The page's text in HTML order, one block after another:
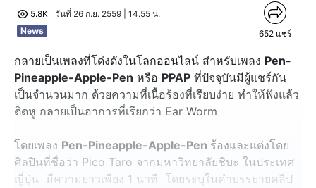
5.8K
วันที่ 26 ก.ย. 2559 | 14.55 น.
News
652 แชร์
กลายเป็นเพลงที่โด่งดังในโลกออนไลน์ สำหรับเพลง Pen-
Pineapple-Apple-Pen หรือ PPAP ที่ปัจจุบันมีผู้แชร์กัน
เป็นจำนวนมาก ด้วยความที่เนื้อร้องที่เรียบง่าย ทำให้ฟังแล้ว
ติดหู กลายเป็นอาการที่เรียกว่า Ear Worm
โดยเพลง Pen-Pineapple-Apple-Pen ร้องและแต่งโดย
ศิลปินที่ชื่อว่า Pico Taro จากมหาวิทยาลัยชิบะ ในประเทศ
ญี่ปุ่น มีความยาวเพียง 1 นาที โดยระบุในคำบรรยายคลิป